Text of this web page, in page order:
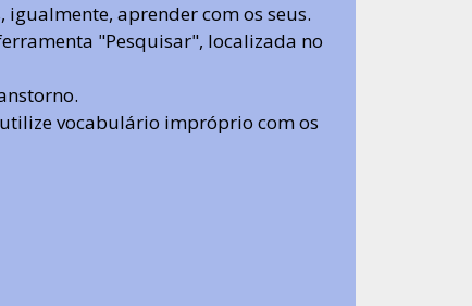
aprender com os seus.
"Pesquisar", localizada no
vocabulário impróprio com os